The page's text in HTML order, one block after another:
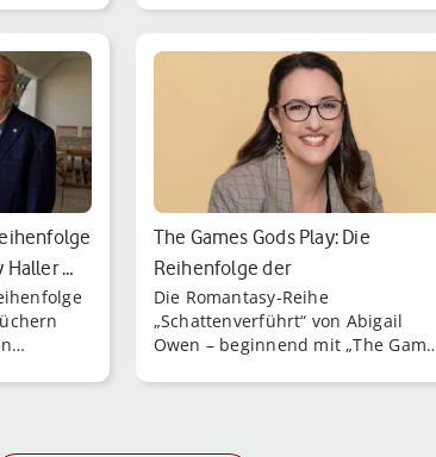
Haller …
The Games Gods Play: Die
Reihenfolge der
Schattenverführt-Bände v…
Die Romantasy-Reihe
„Schattenverführt“ von Abigail
Owen – beginnend mit „The